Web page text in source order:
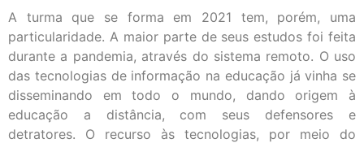
A turma que se forma em 2021 tem, porém, uma
particularidade. A maior parte de seus estudos foi feita
durante a pandemia, através do sistema remoto. O uso
das tecnologias de informação na educação já vinha se
disseminando em todo o mundo, dando origem à
educação a distância, com seus defensores e
detratores. O recurso às tecnologias, por meio do